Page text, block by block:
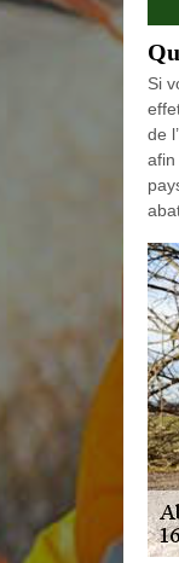
Si
de
afin